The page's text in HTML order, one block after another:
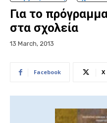
Για το
στα σχολεία
13 March, 2013
Facebook X